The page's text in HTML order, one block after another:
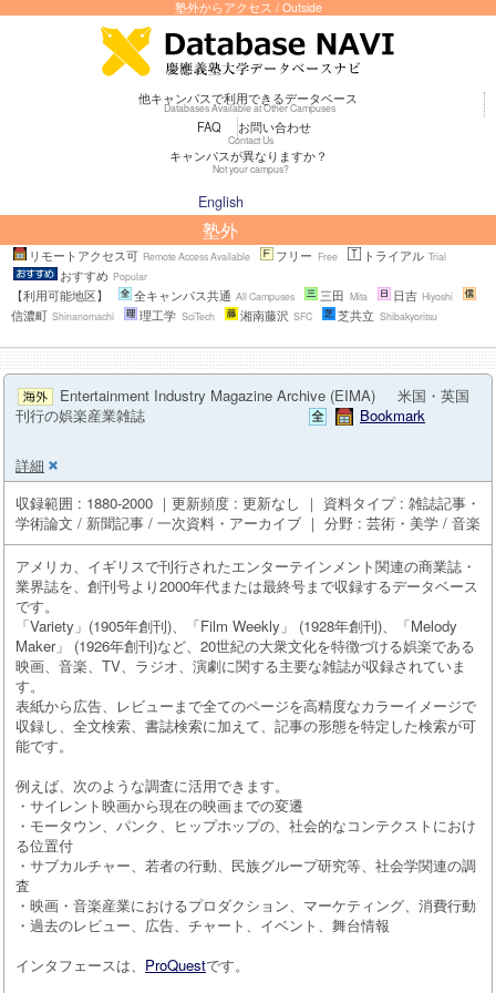
塾外からアクセス / Outside
他キャンパスで利用できるデータベース
Databases Available at Other Campuses
FAQ お問い合わせ
Contact Us
キャンパスが異なりますか？
Not your campus?
English
塾外
リモートアクセス可 Remote Access Available フリー Free トライアル Trial
おすすめ Popular
【利用可能地区】 全キャンパス共通 All Campuses 三田 Mita 日吉 Hiyoshi
信濃町 Shinanomachi 理工学 SciTech 湘南藤沢 SFC 芝共立 Shibakyoritsu
Entertainment Industry Magazine Archive (EIMA)
米国・英国
刊行の娯楽産業雑誌
Bookmark
詳細
収録範囲 : 1880-2000 ｜更新頻度 : 更新なし ｜ 資料タイプ : 雑誌記事・
学術論文 / 新聞記事 / 一次資料・アーカイブ ｜ 分野 : 芸術・美学 / 音楽
アメリカ、イギリスで刊行されたエンターテインメント関連の商業誌・
業界誌を、創刊号より2000年代または最終号まで収録するデータベース
です。
「Variety」(1905年創刊)、「Film Weekly」 (1928年創刊)、「Melody
Maker」 (1926年創刊)など、20世紀の大衆文化を特徴づける娯楽である
映画、音楽、TV、ラジオ、演劇に関する主要な雑誌が収録されていま
す。
表紙から広告、レビューまで全てのページを高精度なカラーイメージで
収録し、全文検索、書誌検索に加えて、記事の形態を特定した検索が可
能です。
例えば、次のような調査に活用できます。
・サイレント映画から現在の映画までの変遷
・モータウン、パンク、ヒップホップの、社会的なコンテクストにおけ
る位置付
・サブカルチャー、若者の行動、民族グループ研究等、社会学関連の調
査
・映画・音楽産業におけるプロダクション、マーケティング、消費行動
・過去のレビュー、広告、チャート、イベント、舞台情報
インタフェースは、 ProQuestです。